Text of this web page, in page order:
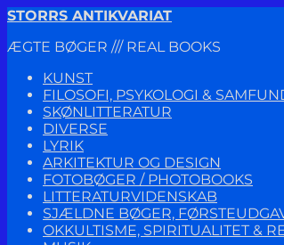
Spring
navigation
Spring
indhold
STORRS ANTIKVARIAT
ÆGTE BØGER /// REAL BOOKS
KUNST
FILOSOFI, PSYKOLOGI &
SKØNLITTERATUR
DIVERSE
LYRIK
ARKITEKTUR OG DESIGN
FOTOBØGER / PHOTOBOOKS
LITTERATURVIDENSKAB
SJÆLDNE BØGER,
OKKULTISME, SPIRITUALITET &